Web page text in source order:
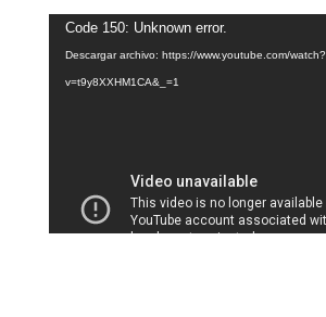
Reproductor
de
vídeo
Code 150: Unknown error.
Descargar archivo: https://www.youtube.com/watch?
v=t9y8XXHM1CA&_=1